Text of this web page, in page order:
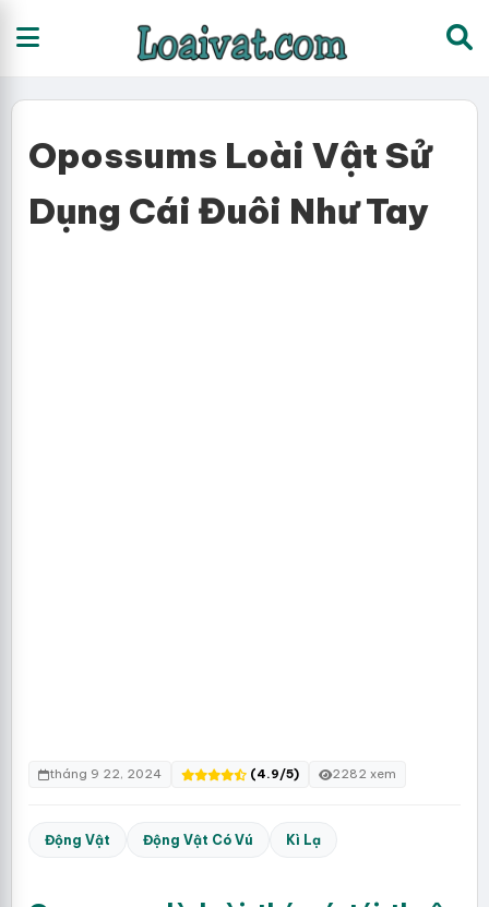
Opossums Loài Vật Sử
Dụng Cái Đuôi Như Tay
tháng 9 22, 2024 (4.9/5) 2282 xem
Động Vật Động Vật Có Vú Kì Lạ